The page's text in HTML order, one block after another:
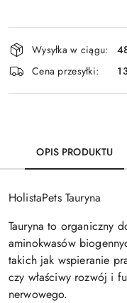
Dostępność
i
dostawa
Wysyłka w ciągu:
Cena przesyłki:
OPIS PRODUKTU
HolistaPets Tauryna
Tauryna to organiczny
aminokwasów
takich jak wspieranie
czy właściwy rozwój i
nerwowego.